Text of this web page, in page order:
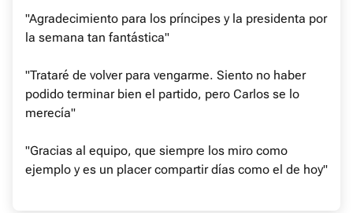
"Agradecimiento para los príncipes y la presidenta por
la semana tan fantástica"
"Trataré de volver para vengarme. Siento no haber
podido terminar bien el partido, pero Carlos se lo
merecía"
"Gracias al equipo, que siempre los miro como
ejemplo y es un placer compartir días como el de hoy"